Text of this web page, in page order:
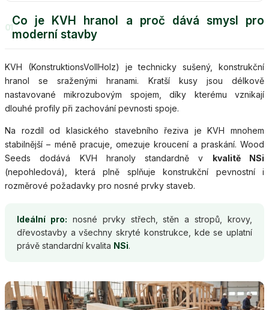
01Co je KVH hranol a proč dává smysl pro
moderní stavby
KVH (KonstruktionsVollHolz) je technicky sušený, konstrukční
hranol se sraženými hranami. Kratší kusy jsou délkově
nastavované mikrozubovým spojem, díky kterému vznikají
dlouhé profily při zachování pevnosti spoje.
Na rozdíl od klasického stavebního řeziva je KVH mnohem
stabilnější – méně pracuje, omezuje kroucení a praskání. Wood
Seeds dodává KVH hranoly standardně v kvalitě NSi
(nepohledová), která plně splňuje konstrukční pevnostní i
rozměrové požadavky pro nosné prvky staveb.
Ideální pro: nosné prvky střech, stěn a stropů, krovy,
dřevostavby a všechny skryté konstrukce, kde se uplatní
právě standardní kvalita NSi.